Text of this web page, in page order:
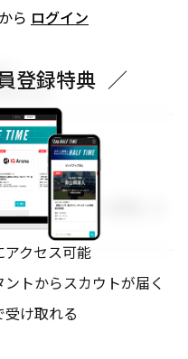
ちの方
ためのメンバーを募集しま
ら ログイン
登録特典 ／
クセス可能
トからスカウトが届く
け取れる